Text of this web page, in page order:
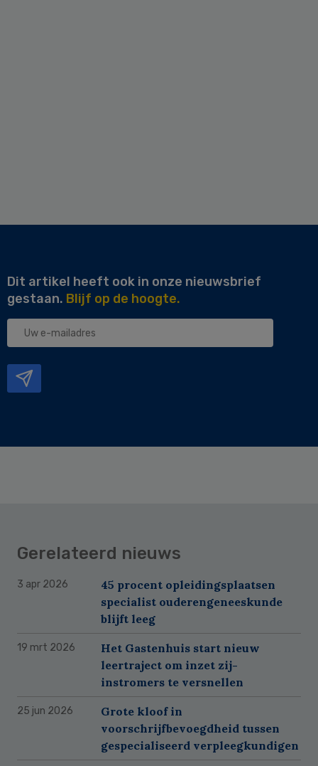
Dit artikel heeft ook in onze nieuwsbrief
gestaan. Blijf op de hoogte.
Uw
Gerelateerd nieuws
3 apr 2026
45 procent opleidingsplaatsen
specialist ouderengeneeskunde
blijft leeg
19 mrt 2026
Het Gastenhuis start nieuw
leertraject om inzet zij-
instromers te versnellen
25 jun 2026
Grote kloof in
voorschrijfbevoegdheid tussen
gespecialiseerd verpleegkundigen